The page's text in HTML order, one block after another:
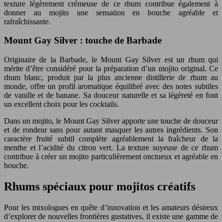
texture légèrement crémeuse de ce rhum contribue également à
donner au mojito une sensation en bouche agréable et
rafraîchissante.
Mount Gay Silver : touche de Barbade
Originaire de la Barbade, le Mount Gay Silver est un rhum qui
mérite d’être considéré pour la préparation d’un mojito original. Ce
rhum blanc, produit par la plus ancienne distillerie de rhum au
monde, offre un profil aromatique équilibré avec des notes subtiles
de vanille et de banane. Sa douceur naturelle et sa légèreté en font
un excellent choix pour les cocktails.
Dans un mojito, le Mount Gay Silver apporte une touche de douceur
et de rondeur sans pour autant masquer les autres ingrédients. Son
caractère fruité subtil complète agréablement la fraîcheur de la
menthe et l’acidité du citron vert. La texture soyeuse de ce rhum
contribue à créer un mojito particulièrement onctueux et agréable en
bouche.
Rhums spéciaux pour mojitos créatifs
Pour les mixologues en quête d’innovation et les amateurs désireux
d’explorer de nouvelles frontières gustatives, il existe une gamme de